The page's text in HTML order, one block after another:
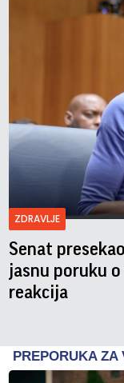
ZDRAVLJE
Senat
jasnu poruku
reakcija